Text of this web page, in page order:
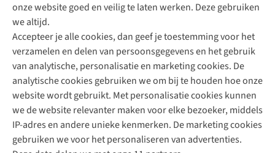
onze website goed en veilig te laten werken. Deze gebruiken
we altijd.
Accepteer je alle cookies, dan geef je toestemming voor het
verzamelen en delen van persoonsgegevens en het gebruik
van analytische, personalisatie en marketing cookies. De
analytische cookies gebruiken we om bij te houden hoe onze
website wordt gebruikt. Met personalisatie cookies kunnen
we de website relevanter maken voor elke bezoeker, middels
IP-adres en andere unieke kenmerken. De marketing cookies
gebruiken we voor het personaliseren van advertenties.
Direct advies van een Buitenexpert
+31 (0)85 888 50 88
+31 6 12 28 49 80
Contactformulier